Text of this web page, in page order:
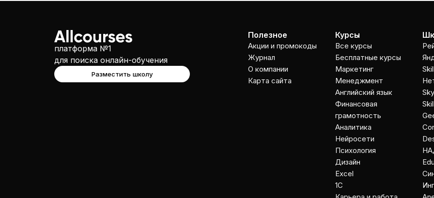
платформа №1
для поиска онлайн-обучения
Разместить школу
Полезное
Акции и промокоды
Журнал
О компании
Карта сайта
Курсы
Все курсы
Бесплатные курсы
Маркетинг
Менеджмент
Английский язык
Финансовая
грамотность
Аналитика
Нейросети
Психология
Дизайн
Excel
1C